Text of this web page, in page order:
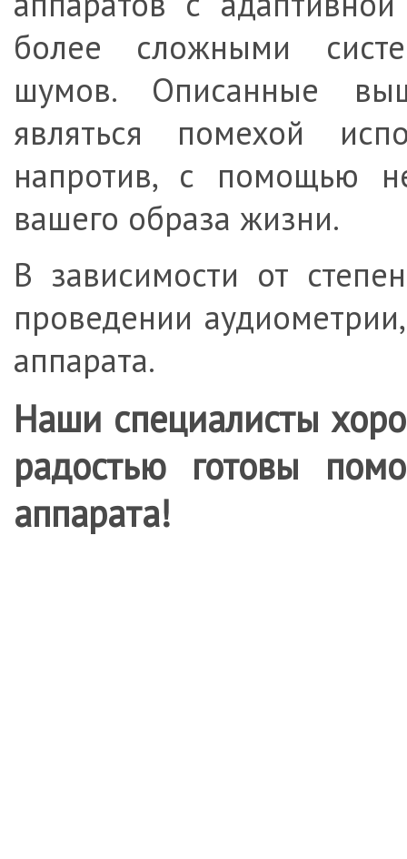
более сложными
шумов. Описанные
являться помехой
напротив, с помощью
вашего образа жизни.
В зависимости от
проведении
аппарата.
Наши специалисты
радостью готовы
аппарата!